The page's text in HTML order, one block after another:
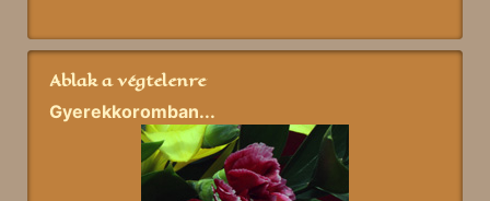
Ablak a végtelenre
Gyerekkoromban...